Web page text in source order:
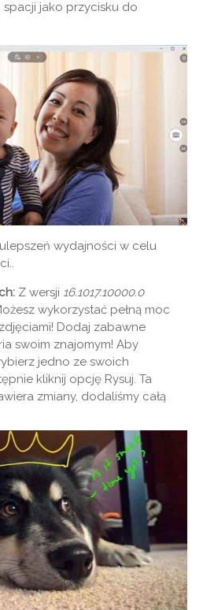
spacji jako przycisku do
wydajności w celu
Z wersji 16.1017.10000.0
wykorzystać pełną moc
Dodaj zabawne
swoim znajomym! Aby
jedno ze swoich
kliknij opcję Rysuj. Ta
zmiany, dodaliśmy całą